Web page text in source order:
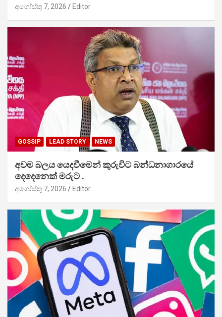
අගෝස්තු 7, 2026 Editor
GOSSIP LEAD STORY NEWS
අවම බලය යෙදවීමෙන් කුරුවිට බන්ධනාගාරයේ
දෙදෙනෙක් මරුට .
අගෝස්තු 7, 2026 Editor